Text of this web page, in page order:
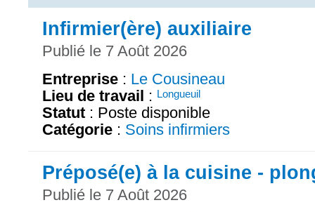
Infirmier(ère) auxiliaire
Publié le 7 Août 2026
Entreprise : Le Cousineau
Lieu de travail : Longueuil
Statut : Poste disponible
Catégorie : Soins infirmiers
Préposé(e) à la cuisine -
Publié le 7 Août 2026